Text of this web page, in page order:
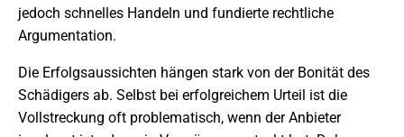
jedoch schnelles Handeln und fundierte rechtliche
Argumentation.
Die Erfolgsaussichten hängen stark von der Bonität des
Schädigers ab. Selbst bei erfolgreichem Urteil ist die
Vollstreckung oft problematisch, wenn der Anbieter